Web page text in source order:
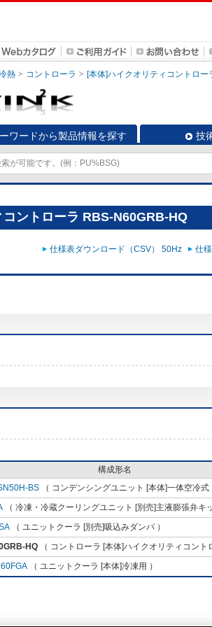
熱 コントローラ [本体]ハイクオリティコントロー
ワードから製品情報を探す 技
ントローラ RBS-N60GRB-HQ
仕様表ダウンロード（CSV） 50Hz 仕
構成形名
BS （ コンデンシングユニット [本体]一体空冷式
（ 冷凍・冷蔵クーリングユニット [別売]主液膨張弁キ
（ ユニットクーラ [別売]吸込みダンパ ）
HQ （ コントローラ [本体]ハイクオリティコント
（ ユニットクーラ [本体]冷凍用 ）